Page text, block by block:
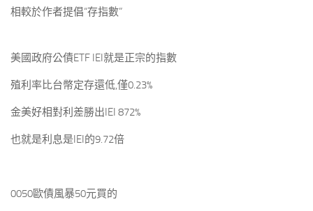
相較於作者提倡“存指數”
美國政府公債ETF IEI就是正宗的指數
殖利率比台幣定存還低,僅0.23%
金美好相對利差勝出IEI 872%
也就是利息是IEI的9.72倍
0050歐債風暴50元買的